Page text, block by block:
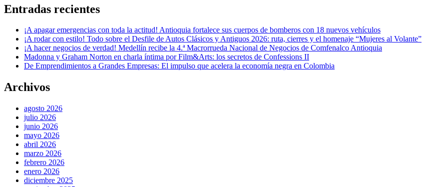
Entradas recientes
¡A apagar emergencias con toda la actitud! Antioquia fortalece sus cuerpos de bomberos con 18 nuevos vehículos
¡A rodar con estilo! Todo sobre el Desfile de Autos Clásicos y Antiguos 2026: ruta, cierres y el homenaje “Mujeres al Volante”
¡A hacer negocios de verdad! Medellín recibe la 4.ª Macrorrueda Nacional de Negocios de Comfenalco Antioquia
Madonna y Graham Norton en charla íntima por Film&Arts: los secretos de Confessions II
De Emprendimientos a Grandes Empresas: El impulso que acelera la economía negra en Colombia
Archivos
agosto 2026
julio 2026
junio 2026
mayo 2026
abril 2026
marzo 2026
febrero 2026
enero 2026
diciembre 2025